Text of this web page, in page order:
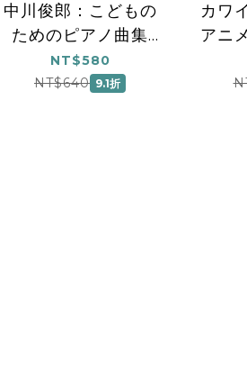
中川俊郎：こどもの
ためのピアノ曲集
「どこでも大発見」
NT$580
NT$640 9.1折
カワ
アニ
ョン